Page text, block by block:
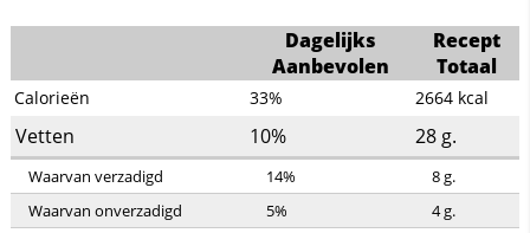
Dagelijks
Aanbevolen
Recept
Totaal
Calorieën 33% 2664 kcal
Vetten 10% 28 g.
Waarvan verzadigd 14% 8g.
Waarvan onverzadigd
5% 4g.